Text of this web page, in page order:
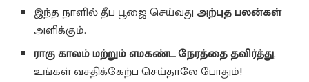
இந்த நாளில் தீப பூஜை செய்வதுஅற்புத பலன்கள்
அளிக்கும்.
ராகு காலம் மற்றும் எமகண்ட நேரத்தை தவிர்த்து,
உங்கள் வசதிக்கேற்ப செய்தாலே போதும்!